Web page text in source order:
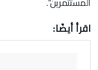
اقرأ أيضًا: